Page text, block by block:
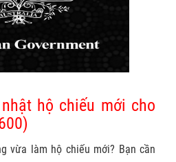
hộ chiếu mới cho
vừa làm hộ chiếu mới? Bạn cần